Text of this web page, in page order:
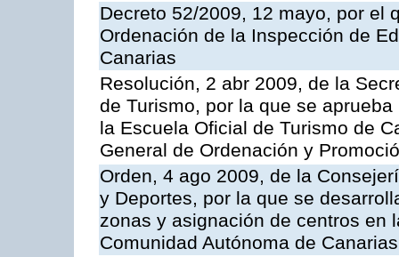
Decreto 52/2009, 12 mayo, por el
Ordenación de la Inspección de
Canarias
Resolución, 2 abr 2009, de la
de Turismo, por la que se
la Escuela Oficial de Turismo de
General de Ordenación y
Orden, 4 ago 2009, de la
y Deportes, por la que se
zonas y asignación de centros en
Comunidad Autónoma de Canarias